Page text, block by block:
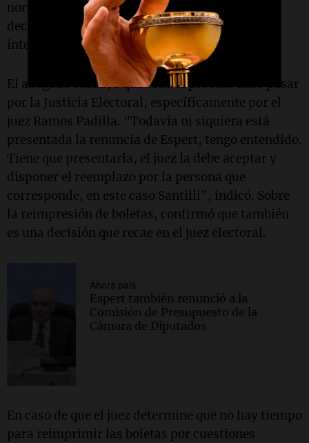
normativa actual es taxativa. "El artículo 7 del
decreto 171 de 2019 es inapelable, no hay
interpretación posible", afirmó.
El abogado subrayó que todo el proceso debe pasar
por la Justicia Electoral, específicamente por el
juez Ramos Padilla. "Todavía ni siquiera está
presentada la renuncia de Espert, tengo entendido.
Tiene que presentarla, el juez la debe aceptar y
disponer el reemplazo por la persona que
corresponde, en este caso Santilli", indicó. Sobre
la reimpresión de boletas, confirmó que también
es una decisión que recae en el juez electoral.
Ahora país
Espert también renunció a la
Comisión de Presupuesto de la
Cámara de Diputados
En caso de que el juez determine que no hay tiempo
para reimprimir las boletas por cuestiones